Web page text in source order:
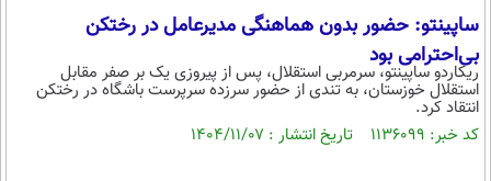
ساپینتو: حضور بدون هماهنگی مدیرعامل در رختکن
بی‌احترامی بود
ریکاردو ساپینتو، سرمربی استقلال، پس از پیروزی یک بر صفر مقابل
استقلال خوزستان، به تندی از حضور سرزده سرپرست باشگاه در رختکن
انتقاد کرد.
کد خبر: ۱۱۳۶۰۹۹ تاریخ انتشار : ۱۴۰۴/۱۱/۰۷